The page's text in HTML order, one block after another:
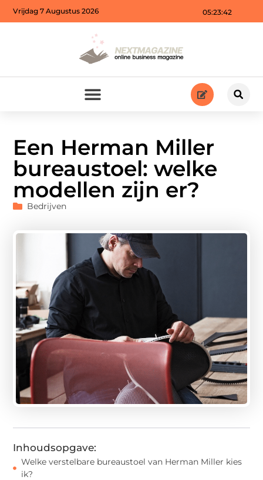
05:23:44
Vrijdag 7 Augustus 2026
Een Herman Miller
bureaustoel: welke
modellen zijn er?
Bedrijven
Inhoudsopgave:
Welke verstelbare bureaustoel van Herman Miller kies
ik?